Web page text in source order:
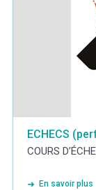
ECHECS
COURS
En savoir plus